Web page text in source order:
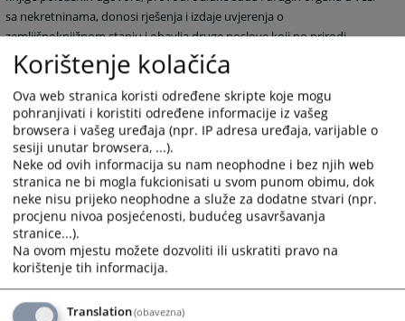
sa nekretninama, donosi rješenja i izdaje uvjerenja o
zemljišnoknjižnom stanju i obavlja druge poslove koji po prirodi
spadaju u djelokrug rada zemljišnoknjižne kancelarije.
4313VIEWS
Korištenje kolačića
Ova web stranica koristi određene skripte koje mogu
pohranjivati i koristiti određene informacije iz vašeg
browsera i vašeg uređaja (npr. IP adresa uređaja, varijable o
sesiji unutar browsera, ...).
Neke od ovih informacija su nam neophodne i bez njih web
stranica ne bi mogla fukcionisati u svom punom obimu, dok
neke nisu prijeko neophodne a služe za dodatne stvari (npr.
procjenu nivoa posjećenosti, budućeg usavršavanja
stranice...).
Na ovom mjestu možete dozvoliti ili uskratiti pravo na
korištenje tih informacija.
Translation(obavezna)